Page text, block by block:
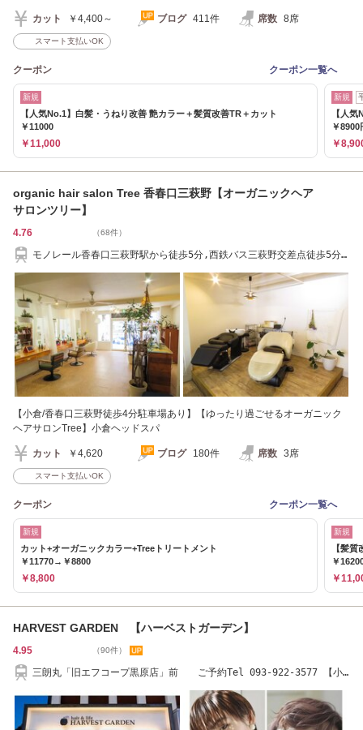
カット ￥4,400～ ブログ 411件 席数 8席
スマート支払いOK
クーポン クーポン一覧へ
新規
【人気No.1】白髪・うねり改善 艶カラー＋髪質改善TR＋カット
￥11000
￥11,000
新規
【人
￥8900
￥
organic hair salon Tree 香春口三萩野【オーガニックヘア
サロンツリー】
4.76 （68件）
モノレール香春口三萩野駅から徒歩5分,西鉄バス三萩野交差点徒歩5分
【小倉/香春口三萩野徒歩4分駐車場あり】【ゆったり過ごせるオーガニック
ヘアサロンTree】小倉ヘッドスパ
カット ￥4,620 ブログ 180件 席数 3席
スマート支払いOK
クーポン クーポン一覧へ
新規
カット+オーガニックカラー+Treeトリートメント
￥11770→￥8800
￥8,800
新規
【髪
￥
￥
HARVEST GARDEN 【ハーベストガーデン】
4.95 （90件）
三朗丸「旧エフコープ黒原店」前 ご予約Tel 093-922-3577 【小